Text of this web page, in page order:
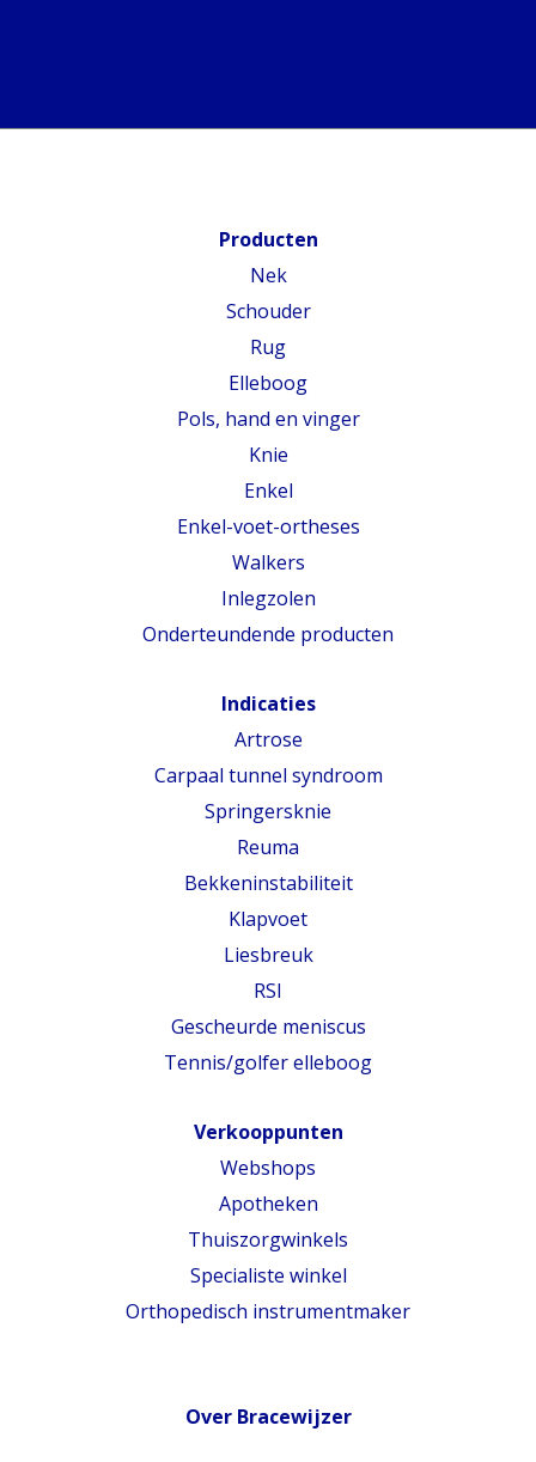
Producten
Nek
Schouder
Rug
Elleboog
Pols, hand en vinger
Knie
Enkel
Enkel-voet-ortheses
Walkers
Inlegzolen
Onderteundende producten
Indicaties
Artrose
Carpaal tunnel syndroom
Springersknie
Reuma
Bekkeninstabiliteit
Klapvoet
Liesbreuk
RSI
Gescheurde meniscus
Tennis/golfer elleboog
Verkooppunten
Webshops
Apotheken
Thuiszorgwinkels
Specialiste winkel
Orthopedisch instrumentmaker
Over Bracewijzer